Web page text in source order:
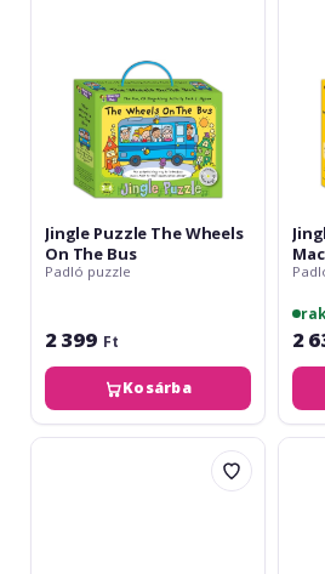
Jingle Puzzle The Wheels
On The Bus
Padló puzzle
2 399 Ft
Kosárba
2
Jingle
Music